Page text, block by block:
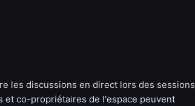
les discussions en direct lors des sessions
et co-propriétaires de l'espace peuvent